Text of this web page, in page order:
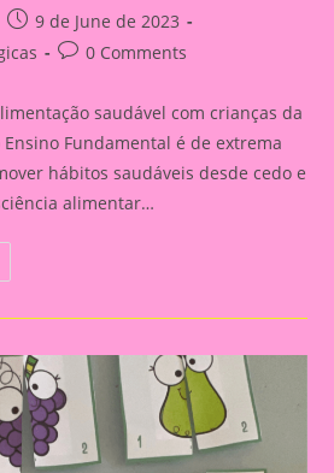
Post
published:
9 de June de 2023
Post0 Comments
saudável com crianças da
Fundamental é de extrema
hábitos saudáveis desde cedo e
alimentar…